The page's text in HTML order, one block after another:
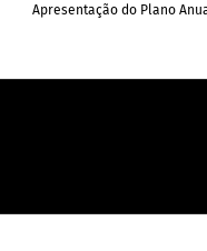
Apresentação do Plano